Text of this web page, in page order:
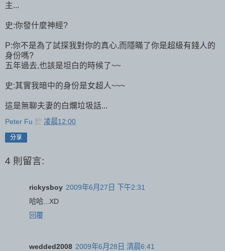
主...
史:你發什麼神經?
P:你不是為了試探我對你的真心,而隱瞞了你是超級有錢人的
身份嗎?
五年過去,也該是坦白的時候了~~
史:其實我暗中的身份是女超人~~~
這是無聊夫妻的白爛垃圾話...
Peter Fu 於 凌晨12:00
分享
4 則留言:
rickysboy 2009年6月27日 下午2:31
哈哈...XD
回覆
wedded2008 2009年6月28日 清晨6:41